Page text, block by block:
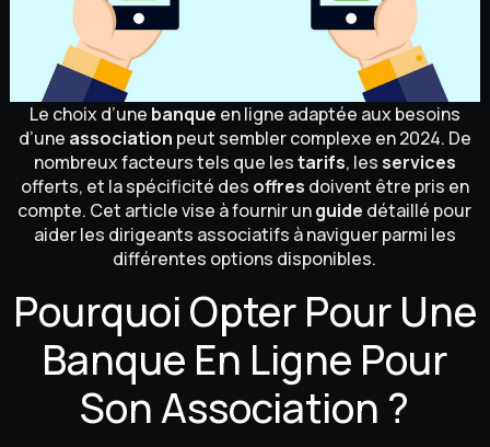
Le choix d’une banque en ligne adaptée aux besoins
d’une association peut sembler complexe en 2024. De
nombreux facteurs tels que lestarifs, lesservices
offerts, et la spécificité des offres doivent être pris en
compte. Cet article vise à fournir unguide détaillé pour
aider les dirigeants associatifs à naviguer parmi les
différentes options disponibles.
Pourquoi Opter Pour Une
Banque En Ligne Pour
Son Association ?